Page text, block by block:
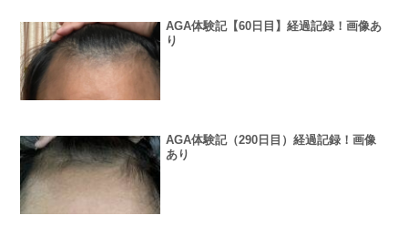
AGA体験記【60日目】経過記録！画像あ
り
AGA体験記（290日目）経過記録！画像
あり